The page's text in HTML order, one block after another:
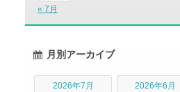
« 7月
月別アーカイブ
2026年7月 2026年6月